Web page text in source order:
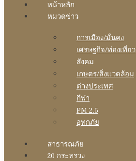
หน้าหลัก
หมวดข่าว
การเมือง/มั่นคง
เศรษฐกิจ/ท่องเที่ยว
สังคม
เกษตร/สิ่งแวดล้อม
ต่างประเทศ
กีฬา
PM 2.5
อุทกภัย
สาธารณภัย
20 กระทรวง